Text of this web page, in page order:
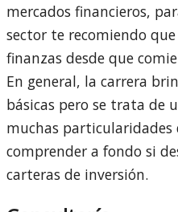
mercados financieros,
sector te recomiendo
finanzas desde que
En general, la carrera
básicas pero se trata de
muchas particularidades
comprender a fondo si
carteras de inversión.